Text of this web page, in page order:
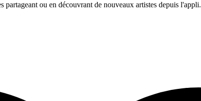
partageant ou en découvrant de nouveaux artistes depuis l'appli.